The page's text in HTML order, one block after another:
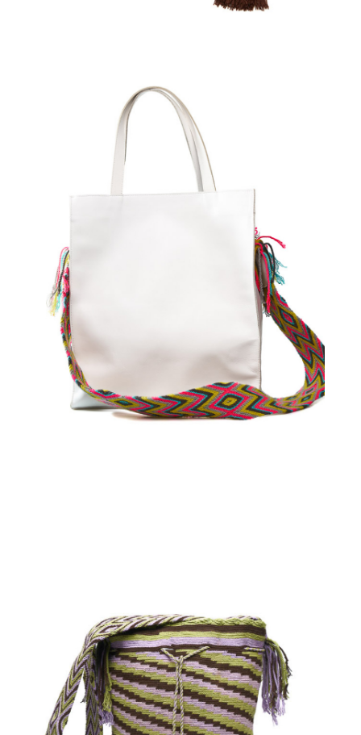
Aggiungi
al carrello
€110.00